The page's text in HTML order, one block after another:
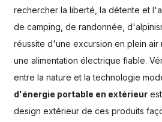
rechercher la liberté, la détente et
de camping, de randonnée,
réussite d'une excursion en plein air
une alimentation électrique fiable.
entre la nature et la technologie
d'énergie portable en extérieurest
design extérieur de ces produits